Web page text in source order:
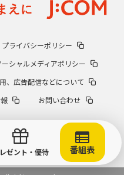
ゼント・優待 番組表
プライバシーポリシー
ーシャルメディアポリシー
、広告配信などについて
お問い合わせ